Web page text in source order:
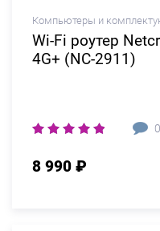
Компьютеры и
Wi-Fi роутер
4G+ (NC-2911)
0
8 990 ₽